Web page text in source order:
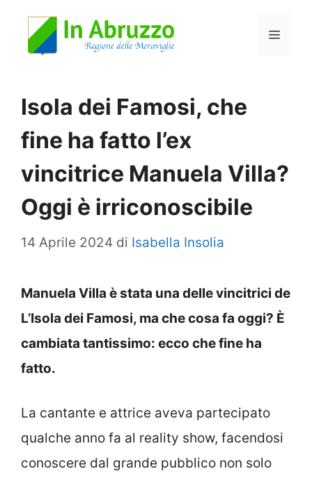
Menu
Isola dei Famosi, che
fine ha fatto l’ex
vincitrice Manuela Villa?
Oggi è irriconoscibile
14 Aprile 2024 di Isabella Insolia
Manuela Villa è stata una delle vincitrici de
L’Isola dei Famosi, ma che cosa fa oggi? È
cambiata tantissimo: ecco che fine ha
fatto.
La cantante e attrice aveva partecipato
qualche anno fa al reality show, facendosi
conoscere dal grande pubblico non solo